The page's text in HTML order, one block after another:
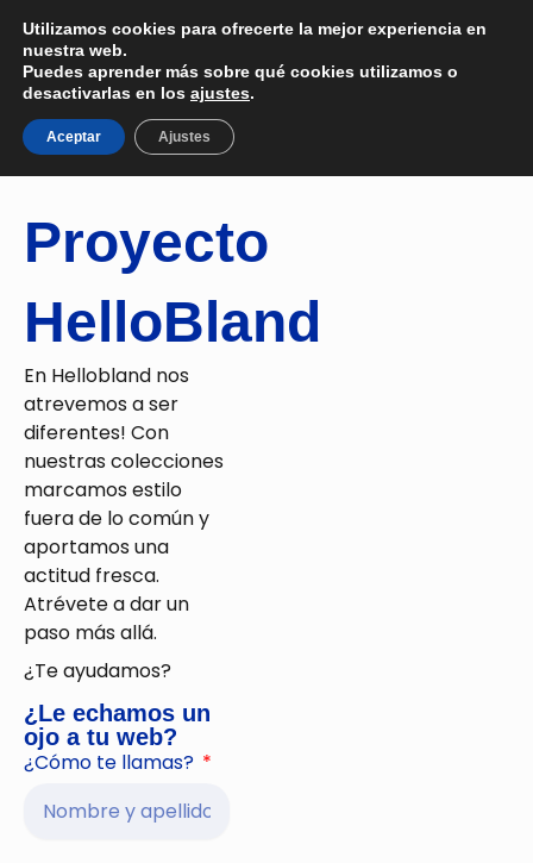
contenido
Contacto
Proyecto
HelloBland
En Hellobland nos
atrevemos a ser
diferentes! Con
nuestras colecciones
marcamos estilo
fuera de lo común y
aportamos una
actitud fresca.
Atrévete a dar un
paso más allá.
¿Te ayudamos?
¿Le echamos un
ojo a tu web?
¿Cómo te llamas?
Utilizamos cookies para ofrecerte la mejor experiencia en
nuestra web.
Puedes aprender más sobre qué cookies utilizamos o
desactivarlas en los ajustes.
Aceptar Ajustes